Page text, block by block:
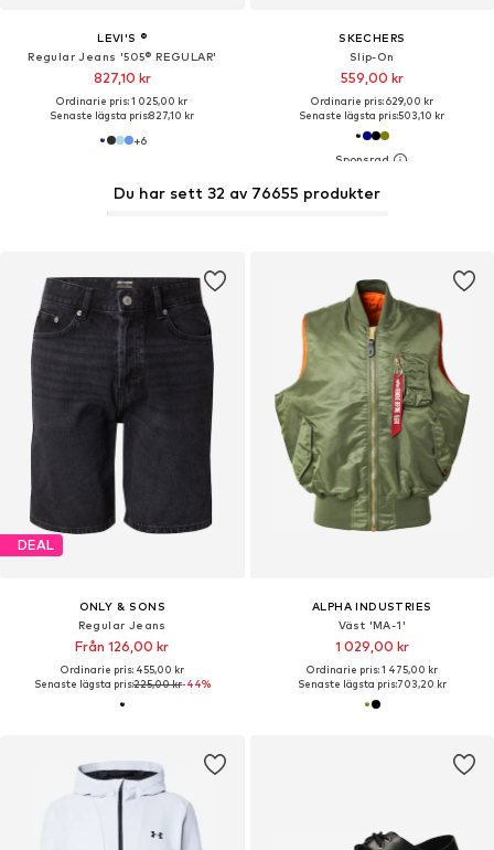
LEVI'S ®
Regular Jeans '505® REGULAR'
827,10 kr
Ordinarie pris: 1 025,00 kr
Senaste lägsta pris:827,10 kr
+6
SKECHERS
Slip-On
559,00 kr
Ordinarie pris: 629,00 kr
Senaste lägsta pris:503,10 kr
DEAL
ONLY & SONS
Regular Jeans
Från 126,00 kr
Ordinarie pris: 455,00 kr
Senaste lägsta pris:225,00 kr-44%
ALPHA INDUSTRIES
Väst 'MA-1'
1 029,00 kr
Ordinarie pris: 1 475,00 kr
Senaste lägsta pris:703,20 kr
Du har sett 32 av 76655 produkter